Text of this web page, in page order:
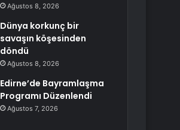
Ağustos 8, 2026
Dünya korkunç bir
savaşın köşesinden
döndü
Ağustos 8, 2026
Edirne’de Bayramlaşma
Programı Düzenlendi
Ağustos 7, 2026